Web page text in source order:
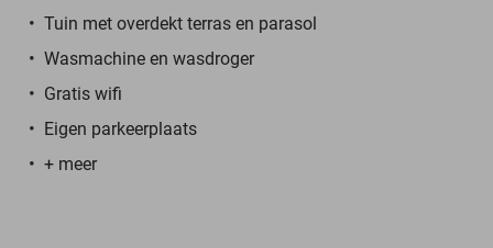
Tuin met overdekt terras en parasol
Wasmachine en wasdroger
Gratis wifi
Eigen parkeerplaats
+ meer